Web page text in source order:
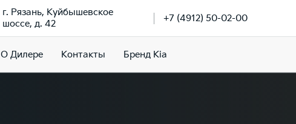
г. Рязань, Куйбышевское
шоссе, д. 42
+7 (4912) 50-02-00
О Дилере Контакты Бренд Kia